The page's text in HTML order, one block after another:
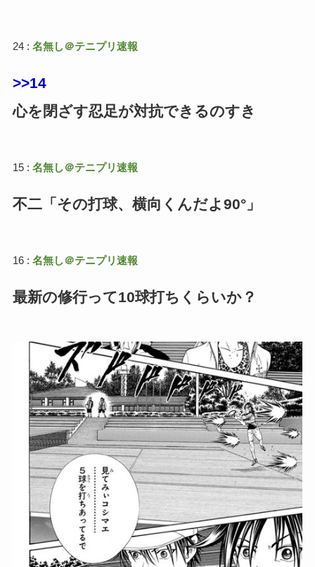
24 : 名無し＠テニプリ速報
>>14
心を閉ざす忍足が対抗できるのすき
15 : 名無し＠テニプリ速報
不二「その打球、横向くんだよ90°」
16 : 名無し＠テニプリ速報
最新の修行って10球打ちくらいか？